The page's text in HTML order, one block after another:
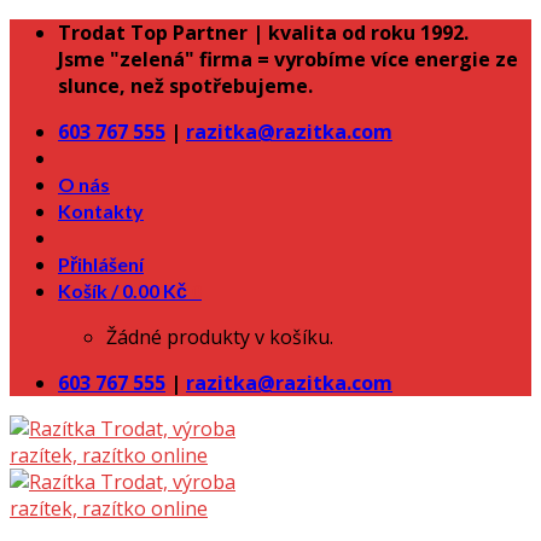
Skip
content
Trodat Top Partner | kvalita od roku 1992.
Jsme "zelená" firma = vyrobíme více energie ze
slunce, než spotřebujeme.
603 767 555 | razitka@razitka.com
O nás
Kontakty
Přihlášení
Košík /0.00 Kč
Žádné produkty v košíku.
603 767 555 | razitka@razitka.com